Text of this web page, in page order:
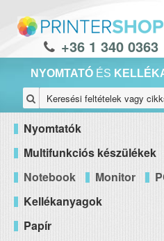
+36 1 340 0363
NYOMTATÓ ÉS
Nyomtatók
Multifunkciós készülékek
Notebook
Monitor
Kellékanyagok
Papír